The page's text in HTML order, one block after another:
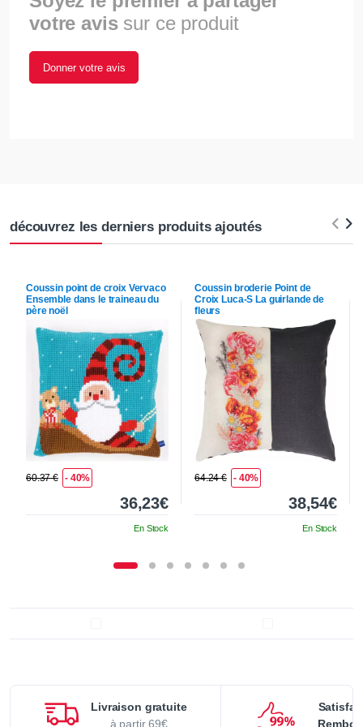
votre avis sur ce produit
Donner votre avis
découvrez les derniers produits ajoutés
Coussin point de croix Vervaco
Ensemble dans le traineau du
père noël
60.37 € - 40%
36,23€
En Stock
Coussin broderie Point de
Croix Luca-S La guirlande de
fleurs
64.24 € - 40%
38,54€
En Stock
Livraison gratuite
à partir 69€